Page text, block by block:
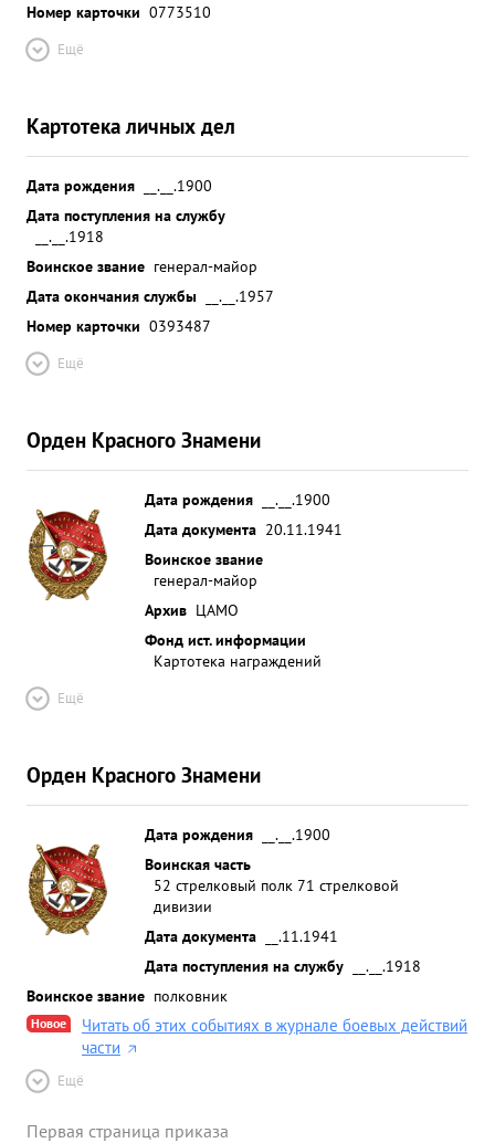
Номер карточки 0773510
Ещё
Картотека личных дел
Дата рождения
__.__.1900
Дата поступления на службу
__.__.1918
Воинское звание генерал-майор
Дата окончания службы
__.__.1957
Номер карточки 0393487
Ещё
Орден Красного Знамени
Дата рождения
__.__.1900
Дата документа 20.11.1941
Воинское звание
генерал-майор
Архив ЦАМО
Фонд ист. информации
Картотека награждений
Ещё
Орден Красного Знамени
Дата рождения
__.__.1900
Воинская часть
52 стрелковый полк 71 стрелковой
дивизии
Дата документа
__.11.1941
Дата поступления на службу
__.__.1918
Воинское звание полковник
Новое
Читать об этих событиях в журнале боевых действий
части
Ещё
Первая страница приказа